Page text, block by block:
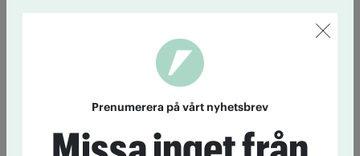
Prenumerera på vårt nyhetsbrev